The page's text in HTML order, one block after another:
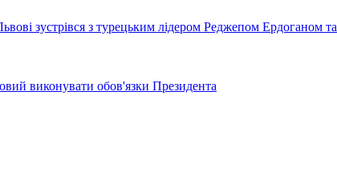
зустрівся з турецьким лідером Реджепом Ердоганом та
виконувати обов'язки Президента